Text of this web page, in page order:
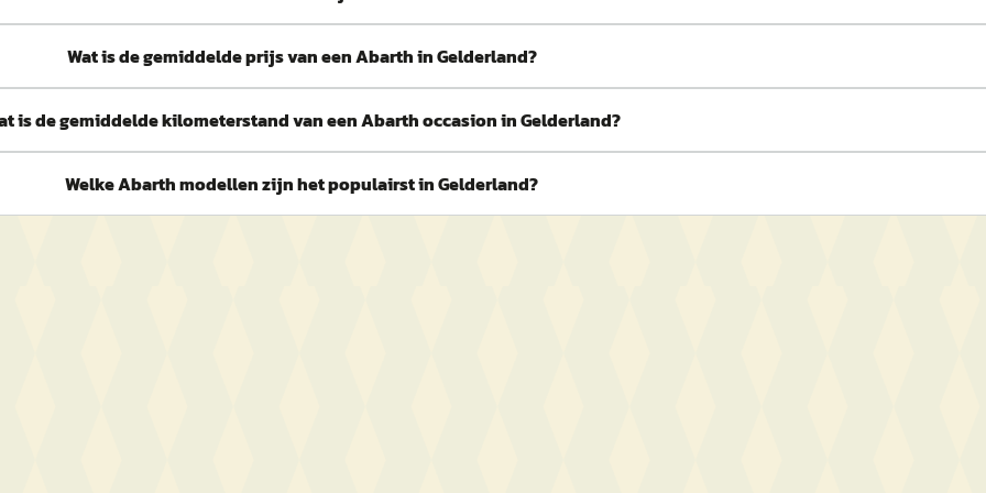
Wat is de gemiddelde prijs van een Abarth in Gelderland?
is de gemiddelde kilometerstand van een Abarth occasion in Gelderland?
Welke Abarth modellen zijn het populairst in Gelderland?